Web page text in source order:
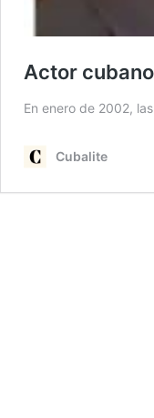
Actor
En enero de 2002,
Cubalite